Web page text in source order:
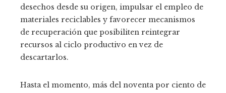
desechos desde su origen, impulsar el empleo de
materiales reciclables y favorecer mecanismos
de recuperación que posibiliten reintegrar
recursos al ciclo productivo en vez de
descartarlos.
Hasta el momento, más del noventa por ciento de